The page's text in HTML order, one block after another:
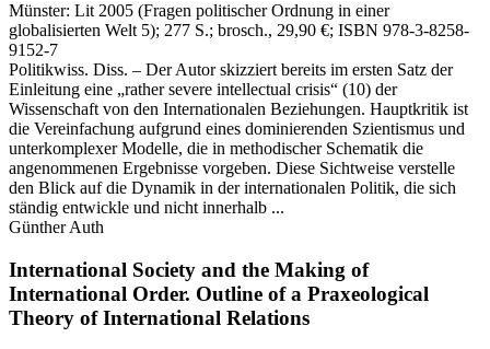
Münster: Lit 2005 (Fragen politischer Ordnung in einer
globalisierten Welt 5); 277 S.; brosch., 29,90 €; ISBN 978-3-8258-
9152-7
Politikwiss. Diss. – Der Autor skizziert bereits im ersten Satz der
Einleitung eine „rather severe intellectual crisis“ (10) der
Wissenschaft von den Internationalen Beziehungen. Hauptkritik ist
die Vereinfachung aufgrund eines dominierenden Szientismus und
unterkomplexer Modelle, die in methodischer Schematik die
angenommenen Ergebnisse vorgeben. Diese Sichtweise verstelle
den Blick auf die Dynamik in der internationalen Politik, die sich
ständig entwickle und nicht innerhalb ...
Günther Auth
International Society and the Making of
International Order. Outline of a Praxeological
Theory of International Relations